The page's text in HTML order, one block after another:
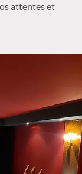
attentes et